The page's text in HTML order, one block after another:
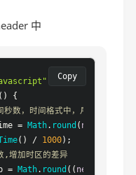
中
language
) {
数，时间格式中，月比较特殊，
= Math. round ( new
() / 1000);
增加时区的差异
= Math. round (( new
Copy